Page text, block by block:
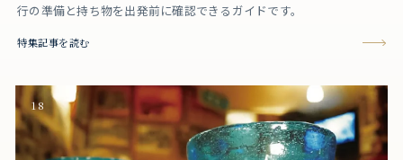
行の準備と持ち物を出発前に確認できるガイドです。
特集記事を読む
18